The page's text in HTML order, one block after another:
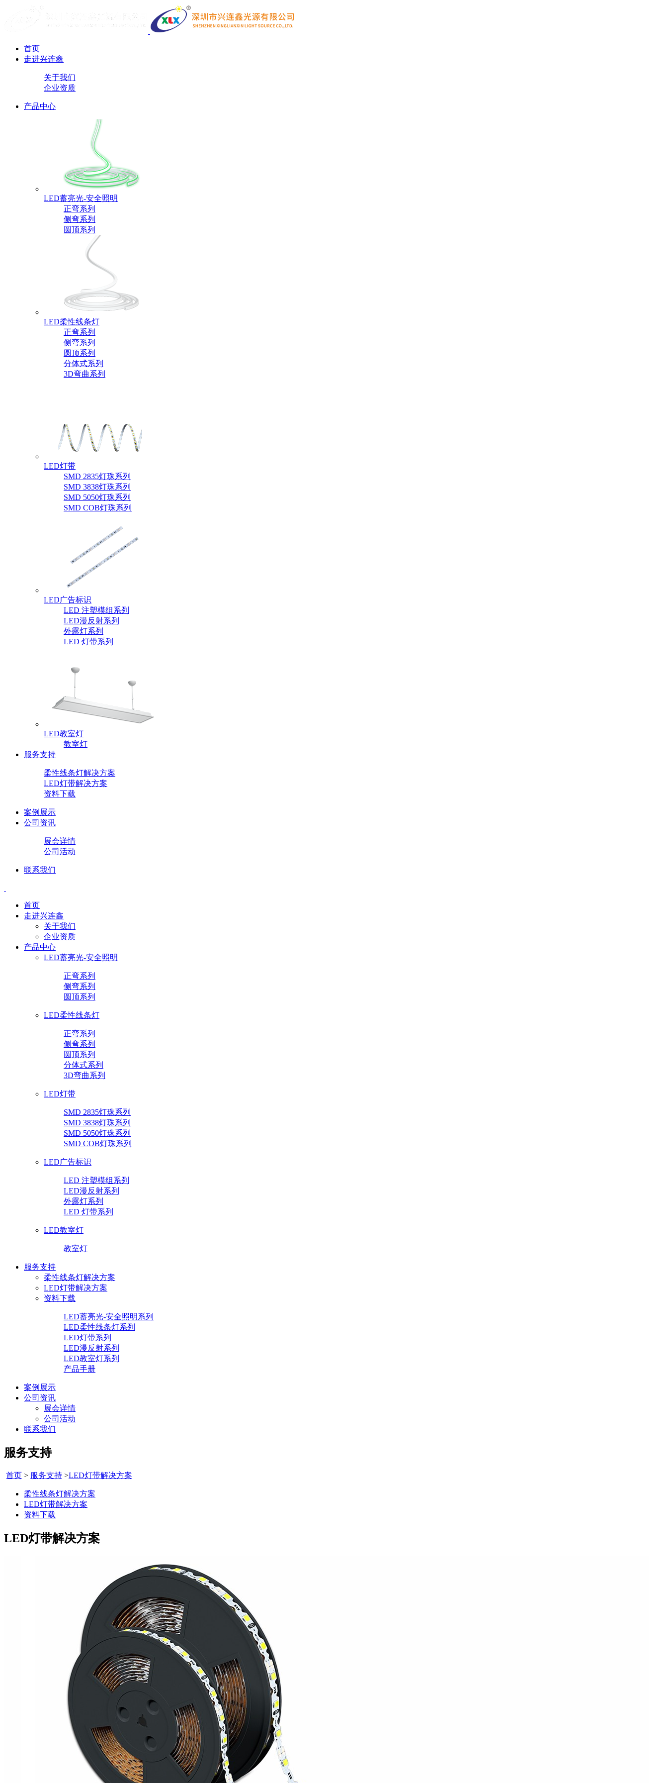
首页
走进兴连鑫
关于我们
企业资质
产品中心
LED蓄亮光-安全照明
正弯系列
侧弯系列
圆顶系列
LED柔性线条灯
正弯系列
侧弯系列
圆顶系列
分体式系列
3D弯曲系列
LED灯带
SMD 2835灯珠系列
SMD 3838灯珠系列
SMD 5050灯珠系列
SMD COB灯珠系列
LED广告标识
LED 注塑模组系列
LED漫反射系列
外露灯系列
LED 灯带系列
LED教室灯
教室灯
服务支持
柔性线条灯解决方案
LED灯带解决方案
资料下载
案例展示
公司资讯
展会详情
公司活动
联系我们
首页
走进兴连鑫
关于我们
企业资质
产品中心
LED蓄亮光-安全照明
正弯系列
侧弯系列
圆顶系列
LED柔性线条灯
正弯系列
侧弯系列
圆顶系列
分体式系列
3D弯曲系列
LED灯带
SMD 2835灯珠系列
SMD 3838灯珠系列
SMD 5050灯珠系列
SMD COB灯珠系列
LED广告标识
LED 注塑模组系列
LED漫反射系列
外露灯系列
LED 灯带系列
LED教室灯
教室灯
服务支持
柔性线条灯解决方案
LED灯带解决方案
资料下载
LED蓄亮光-安全照明系列
LED柔性线条灯系列
LED灯带系列
LED漫反射系列
LED教室灯系列
产品手册
案例展示
公司资讯
展会详情
公司活动
联系我们
服务支持
首页 > 服务支持 >LED灯带解决方案
柔性线条灯解决方案
LED灯带解决方案
资料下载
LED灯带解决方案